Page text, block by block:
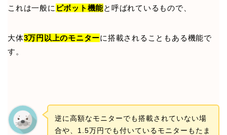
これは一般に ピボット機能と呼ばれているもので、
大体3万円以上のモニターに搭載されることもある機能で
す。
逆に高額なモニターでも搭載されていない場
合や、1.5万円でも付いているモニターもたま